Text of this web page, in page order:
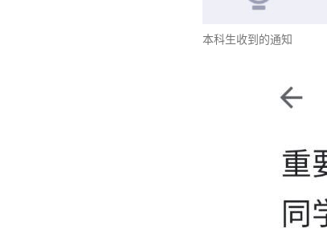
本科生收到的通知